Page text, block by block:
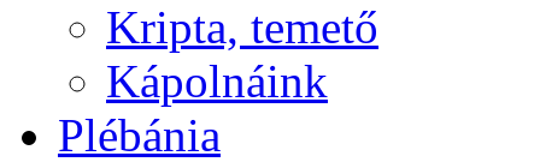
Kripta, temető
Kápolnáink
Plébánia